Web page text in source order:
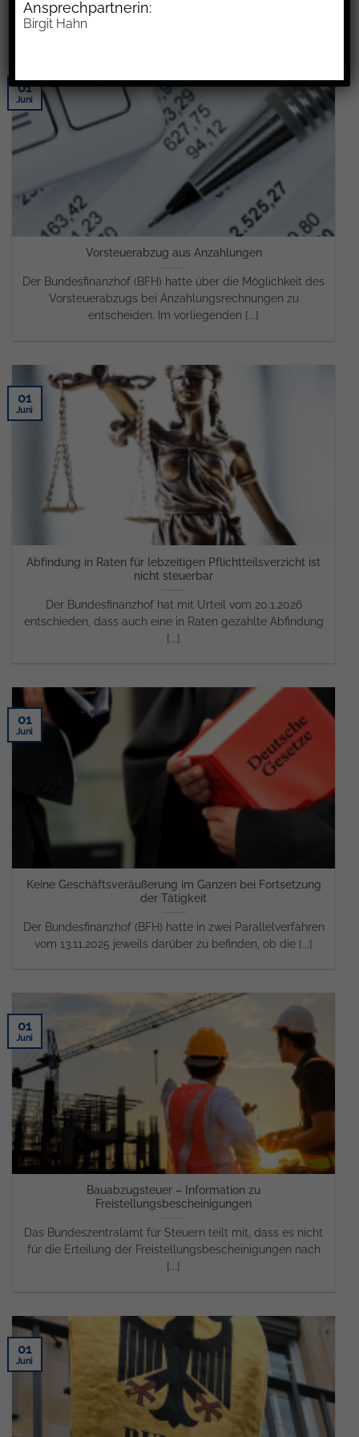
Eckpunkte [...]
Vorsteuerabzug aus Anzahlungen
Der Bundesfinanzhof (BFH) hatte über die Möglichkeit des
Vorsteuerabzugs bei Anzahlungsrechnungen zu
entscheiden. Im vorliegenden [...]
01
Juni
Abfindung in Raten für lebzeitigen Pflichtteilsverzicht ist
nicht steuerbar
Der Bundesfinanzhof hat mit Urteil vom 20.1.2026
entschieden, dass auch eine in Raten gezahlte Abfindung
[...]
01
Juni
Keine Geschäftsveräußerung im Ganzen bei Fortsetzung
der Tätigkeit
Der Bundesfinanzhof (BFH) hatte in zwei Parallelverfahren
vom 13.11.2025 jeweils darüber zu befinden, ob die [...]
01
Juni
Bauabzugsteuer – Information zu
Freistellungsbescheinigungen
Das Bundeszentralamt für Steuern teilt mit, dass es nicht
für die Erteilung der Freistellungsbescheinigungen nach
[...]
01
Juni
01
Juni
Ansprechpartnerin:
Birgit Hahn